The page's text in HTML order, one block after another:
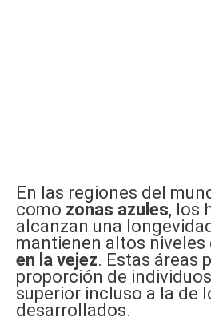
En las regiones del
como zonas azules, los
alcanzan una
mantienen altos niveles
en la vejez. Estas áreas
proporción de
superior incluso a la de
desarrollados.